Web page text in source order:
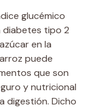
glucémico
diabetes tipo 2
en la
puede
que son
y nutricional
digestión. Dicho